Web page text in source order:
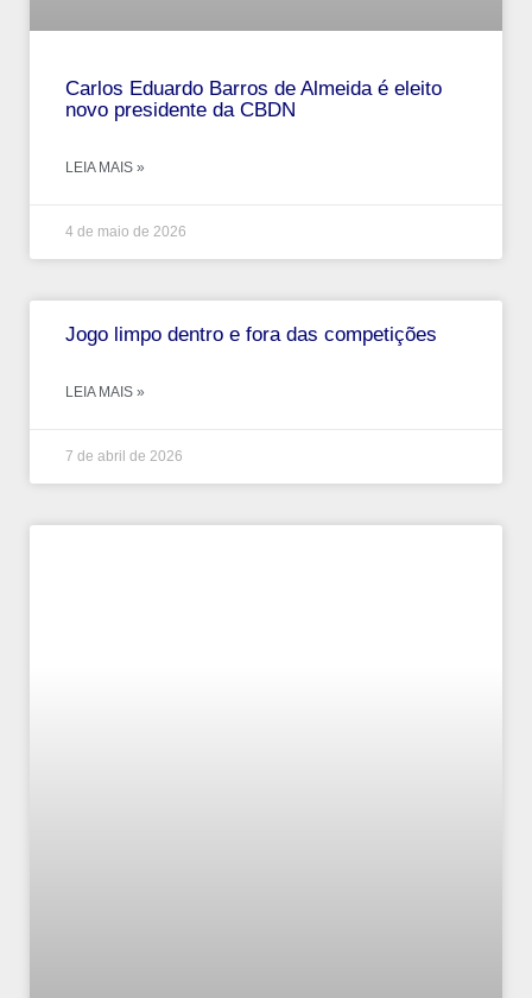
Carlos Eduardo Barros de Almeida é eleito
novo presidente da CBDN
LEIA MAIS »
4 de maio de 2026
Jogo limpo dentro e fora das competições
LEIA MAIS »
7 de abril de 2026